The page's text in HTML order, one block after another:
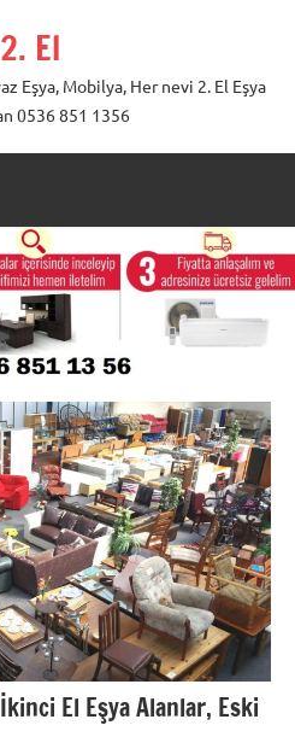
El
Eşya, Mobilya, Her nevi 2. El Eşya
0536 851 1356
El Eşya Alanlar, Eski